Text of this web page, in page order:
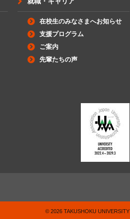
在校生のみなさまへお知らせ
支援プログラム
ご案内
先輩たちの声
©2026 TAKUSHOKU UNIVERSITY